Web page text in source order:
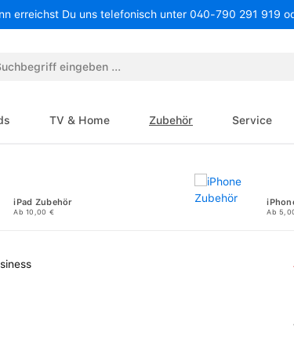
erreichst Du uns telefonisch unter 040-790 291 919
TV & Home Zubehör Service
iPad Zubehör
Ab 10,00 € Ab